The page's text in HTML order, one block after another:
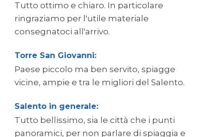
Tutto ottimo e chiaro. In particolare
ringraziamo per l'utile materiale
consegnatoci all'arrivo.
Torre San Giovanni:
Paese piccolo ma ben servito, spiagge
vicine, ampie e tra le migliori del Salento.
Salento in generale:
Tutto bellissimo, sia le città che i punti
panoramici, per non parlare di spiaggia e